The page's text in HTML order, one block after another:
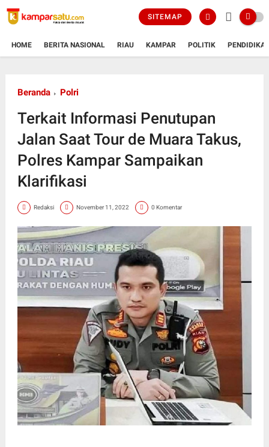
SITEMAP
HOME BERITA NASIONAL RIAU KAMPAR POLITIK
Beranda Polri
Terkait Informasi Penutupan
Jalan Saat Tour de Muara Takus,
Polres Kampar Sampaikan
Klarifikasi
Redaksi November 11, 2022 0 Komentar